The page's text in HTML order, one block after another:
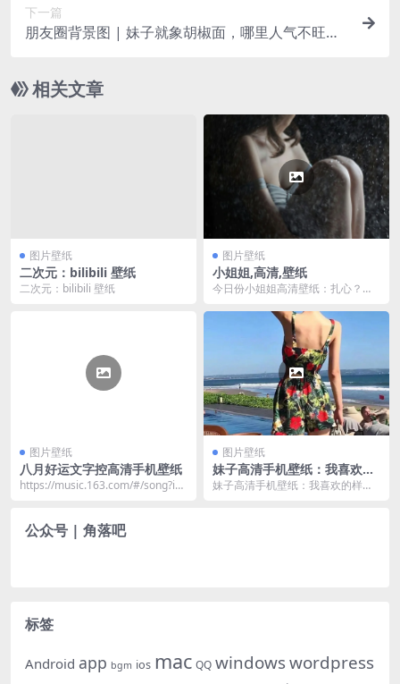
下一篇
朋友圈背景图 | 妹子就象胡椒面，哪里人气不旺就
相关文章
图片壁纸
二次元：bilibili 壁纸
二次元：bilibili 壁纸
图片壁纸
小姐姐,高清,壁纸
今日份小姐姐高清壁纸：扎心？不
图片壁纸
八月好运文字控高清手机壁纸
https://music.163.com/#/song?id=
图片壁纸
妹子高清手机壁纸：我喜欢的
样子，你都有！
妹子高清手机壁纸：我喜欢的样
公众号 | 角落吧
标签
Android app bgm ios mac QQ windowswordpress